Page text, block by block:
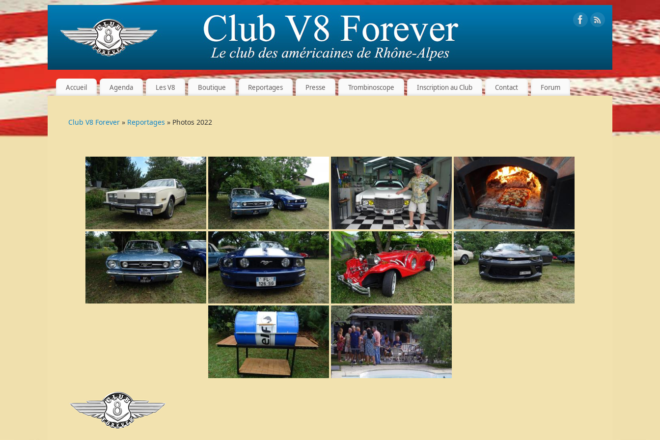
Accueil Agenda Les V8 Boutique Reportages Presse Trombinoscope Inscription au Club Contact Forum
Club V8 Forever » Reportages » Photos 2022